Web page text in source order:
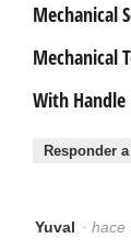
Mechanical
Mechanical
With Handle
Responder
Yuval · hace